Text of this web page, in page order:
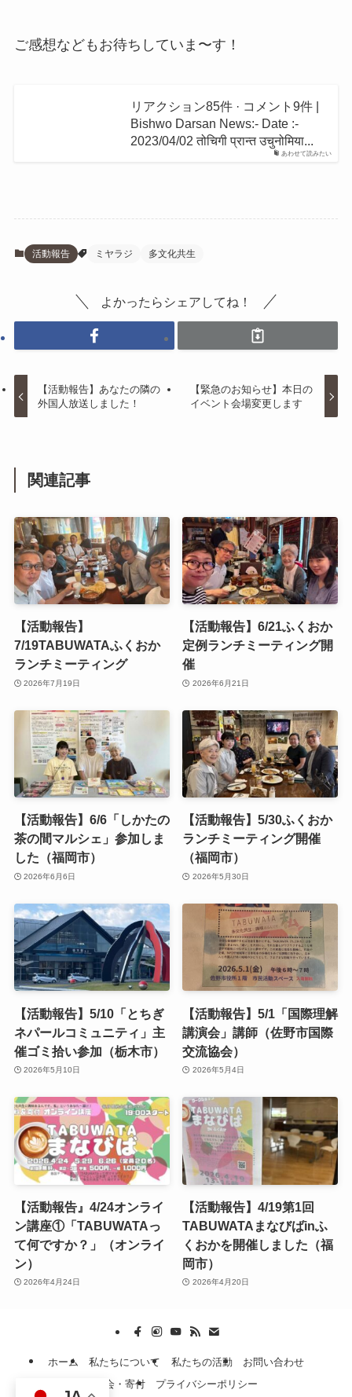
ご感想などもお待ちしていま〜す！
あわせて読みたい
リアクション85件 · コメント9件 |
Bishwo Darsan News:- Date :-
2023/04/02 तोचिगी प्रान्त उचुनोमिया...
活動報告 ミヤラジ 多文化共生
よかったらシェアしてね！
【活動報告】あなたの隣の
外国人放送しました！
【緊急のお知らせ】本日の
イベント会場変更します
関連記事
【活動報告】
7/19TABUWATAふくおか
ランチミーティング
2026年7月19日
【活動報告】6/21ふくおか
定例ランチミーティング開
催
2026年6月21日
【活動報告】6/6「しかたの
茶の間マルシェ」参加しま
した（福岡市）
2026年6月6日
【活動報告】5/30ふくおか
ランチミーティング開催
（福岡市）
2026年5月30日
【活動報告】5/10「とちぎ
ネパールコミュニティ」主
催ゴミ拾い参加（栃木市）
2026年5月10日
【活動報告】5/1「国際理解
講演会」講師（佐野市国際
交流協会）
2026年5月4日
【活動報告』4/24オンライ
ン講座①「TABUWATAっ
て何ですか？」（オンライ
ン）
2026年4月24日
【活動報告】4/19第1回
TABUWATAまなびばinふ
くおかを開催しました（福
岡市）
2026年4月20日
ホーム 私たちについて 私たちの活動
お問い合わせ
入会・寄付
プライバシーポリシー